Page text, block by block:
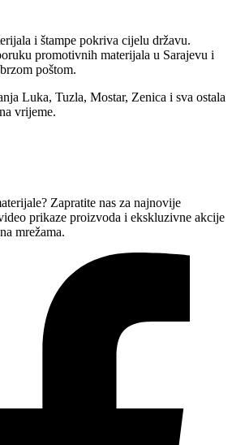
i štampe pokriva cijelu državu.
promotivnih materijala u Sarajevu i
poštom.
Luka, Tuzla, Mostar, Zenica i sva ostala
vrijeme.
Zapratite nas za najnovije
prikaze proizvoda i ekskluzivne akcije
mrežama.